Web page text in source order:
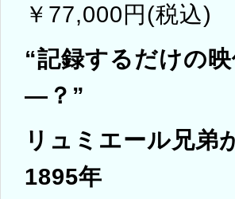
￥77,000円(税込)
“記録するだけの
―？”
リュミエール兄弟
1895年